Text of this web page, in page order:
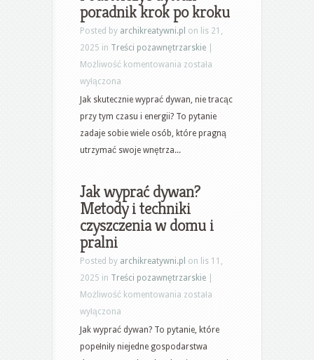
poradnik krok po kroku
Posted by archikreatywni.pl on lis 21,
2025 in Treści pozawnętrzarskie
Możliwość komentowania Jak
wyczyścić
i
odświeżyć
krok
po
kroku
została
wyłączona
Jak skutecznie wyprać dywan, nie tracąc
przy tym czasu i energii? To pytanie
zadaje sobie wiele osób, które pragną
utrzymać swoje wnętrza...
Jak wyprać dywan?
Metody i techniki
czyszczenia w domu i
pralni
Posted by archikreatywni.pl on lis 11,
2025 in Treści pozawnętrzarskie
Możliwość komentowania Jak
dywan?
Metody
została
wyłączona
Jak wyprać dywan? To pytanie, które
popełniły niejedne gospodarstwa